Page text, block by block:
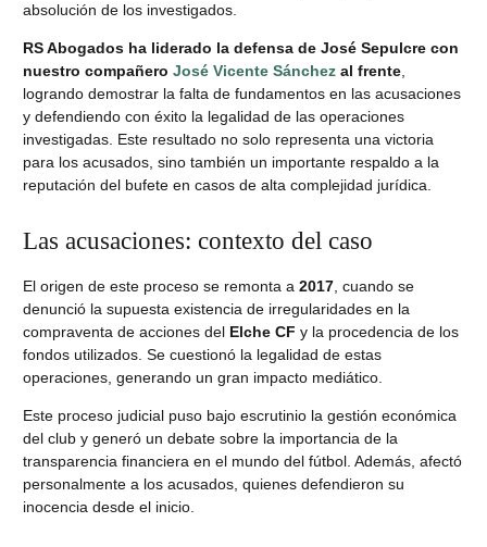
absolución de los investigados.
RS Abogados ha liderado la defensa de José Sepulcre con
nuestro compañero José Vicente Sánchez al frente,
logrando demostrar la falta de fundamentos en las acusaciones
y defendiendo con éxito la legalidad de las operaciones
investigadas. Este resultado no solo representa una victoria
para los acusados, sino también un importante respaldo a la
reputación del bufete en casos de alta complejidad jurídica.
Las acusaciones: contexto del caso
El origen de este proceso se remonta a 2017 , cuando se
denunció la supuesta existencia de irregularidades en la
compraventa de acciones del Elche CF y la procedencia de los
fondos utilizados. Se cuestionó la legalidad de estas
operaciones, generando un gran impacto mediático.
Este proceso judicial puso bajo escrutinio la gestión económica
del club y generó un debate sobre la importancia de la
transparencia financiera en el mundo del fútbol. Además, afectó
personalmente a los acusados, quienes defendieron su
inocencia desde el inicio.